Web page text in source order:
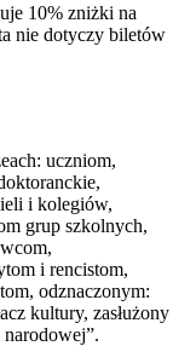
10% zniżki na
nie dotyczy biletów
uczniom,
i kolegiów,
grup szkolnych,
i rencistom,
odznaczonym:
kultury, zasłużony